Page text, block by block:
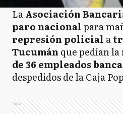
LaAsociación
paro nacionalpara
represión policial a
Tucumán que pedían la
de 36 empleados
despedidos de la Caja
Ads